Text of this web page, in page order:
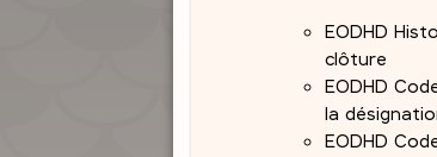
EODHD
clôture
EODHD
la
EODHD